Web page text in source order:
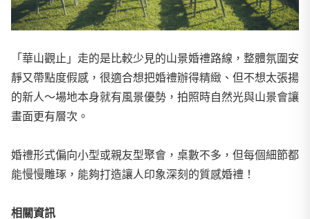
「華山觀止」走的是比較少見的山景婚禮路線，整體氛圍安
靜又帶點度假感，很適合想把婚禮辦得精緻、但不想太張揚
的新人～場地本身就有風景優勢，拍照時自然光與山景會讓
畫面更有層次。
婚禮形式偏向小型或親友型聚會，桌數不多，但每個細節都
能慢慢雕琢，能夠打造讓人印象深刻的質感婚禮！
相關資訊